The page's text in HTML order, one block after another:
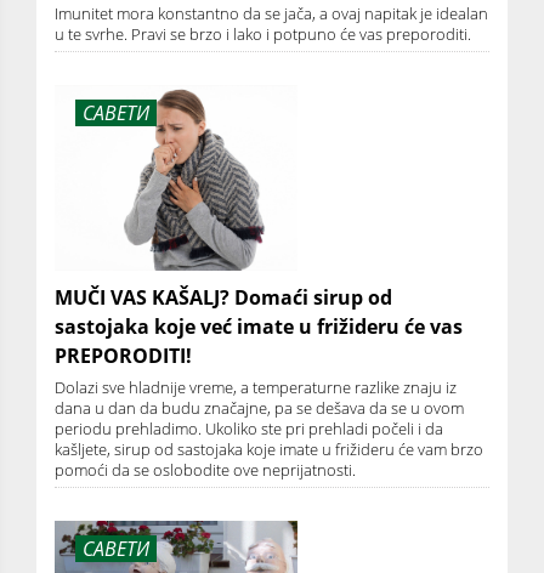
Imunitet mora konstantno da se jača, a ovaj napitak je idealan
u te svrhe. Pravi se brzo i lako i potpuno će vas preporoditi.
САВЕТИ
MUČI VAS KAŠALJ? Domaći sirup od
sastojaka koje već imate u frižideru će vas
PREPORODITI!
Dolazi sve hladnije vreme, a temperaturne razlike znaju iz
dana u dan da budu značajne, pa se dešava da se u ovom
periodu prehladimo. Ukoliko ste pri prehladi počeli i da
kašljete, sirup od sastojaka koje imate u frižideru će vam brzo
pomoći da se oslobodite ove neprijatnosti.
САВЕТИ